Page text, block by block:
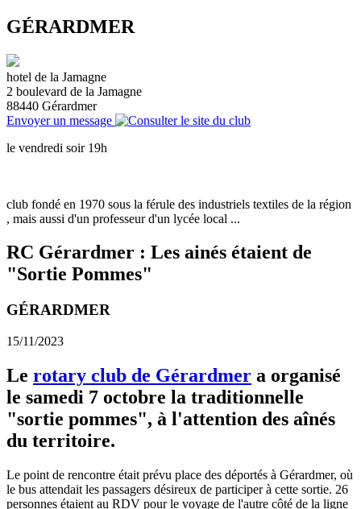
GÉRARDMER
hotel de la Jamagne
2 boulevard de la Jamagne
88440 Gérardmer
Envoyer un message
le vendredi soir 19h
club fondé en 1970 sous la férule des industriels textiles de la région
, mais aussi d'un professeur d'un lycée local ...
RC Gérardmer : Les ainés étaient de
"Sortie Pommes"
GÉRARDMER
15/11/2023
Le rotary club de Gérardmer a organisé
le samedi 7 octobre la traditionnelle
"sortie pommes", à l'attention des aînés
du territoire.
Le point de rencontre était prévu place des déportés à Gérardmer, où
le bus attendait les passagers désireux de participer à cette sortie. 26
personnes étaient au RDV pour le voyage de l'autre côté de la ligne